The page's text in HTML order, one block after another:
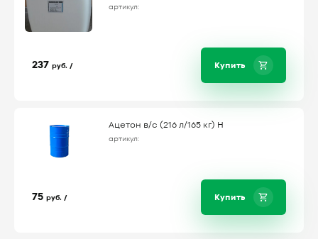
артикул:
237 руб. / Купить
Ацетон в/с (216 л/165 кг) Н
артикул:
75 руб. / Купить